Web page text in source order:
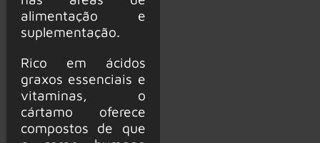
alimentação e
suplementação.
Rico em ácidos
graxos essenciais e
vitaminas, o
cártamo oferece
compostos de que